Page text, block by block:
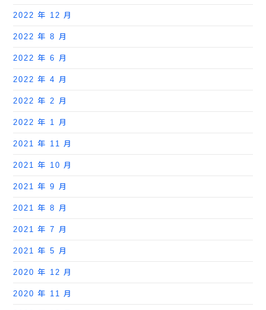
2022 年 12 月
2022 年 8 月
2022 年 6 月
2022 年 4 月
2022 年 2 月
2022 年 1 月
2021 年 11 月
2021 年 10 月
2021 年 9 月
2021 年 8 月
2021 年 7 月
2021 年 5 月
2020 年 12 月
2020 年 11 月